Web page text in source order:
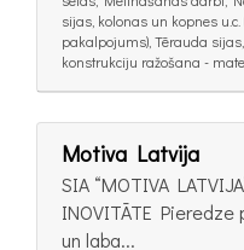
sijas, kolonas un kopnes
pakalpojums), Tērauda
konstrukciju ražošana -
Motiva Latvija
SIA “MOTIVA
INOVITĀTE
un laba...